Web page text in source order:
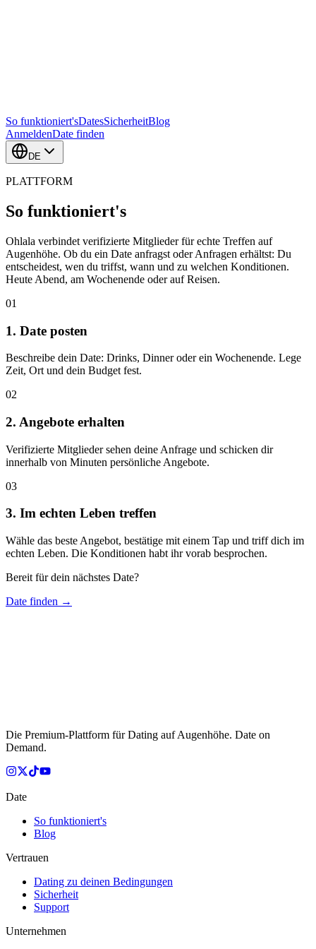
So funktioniert'sDatesSicherheitBlog
AnmeldenDate finden
DE
PLATTFORM
So funktioniert's
Ohlala verbindet verifizierte Mitglieder für echte Treffen auf
Augenhöhe. Ob du ein Date anfragst oder Anfragen erhältst: Du
entscheidest, wen du triffst, wann und zu welchen Konditionen.
Heute Abend, am Wochenende oder auf Reisen.
01
1. Date posten
Beschreibe dein Date: Drinks, Dinner oder ein Wochenende. Lege
Zeit, Ort und dein Budget fest.
02
2. Angebote erhalten
Verifizierte Mitglieder sehen deine Anfrage und schicken dir
innerhalb von Minuten persönliche Angebote.
03
3. Im echten Leben treffen
Wähle das beste Angebot, bestätige mit einem Tap und triff dich im
echten Leben. Die Konditionen habt ihr vorab besprochen.
Bereit für dein nächstes Date?
Date finden →
Die Premium-Plattform für Dating auf Augenhöhe. Date on
Demand.
Date
So funktioniert's
Blog
Vertrauen
Dating zu deinen Bedingungen
Sicherheit
Support
Unternehmen